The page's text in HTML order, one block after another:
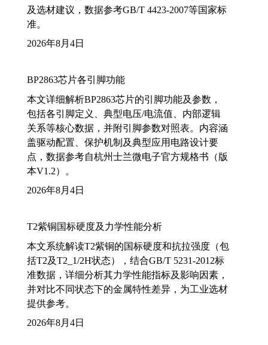
及选材建议，数据参考GB/T 4423-2007等国家标
准。
2026年8月4日
BP2863芯片各引脚功能
本文详细解析BP2863芯片的引脚功能及参数，
包括各引脚定义、典型电压/电流值、内部逻辑
关系等核心数据，并附引脚参数对照表。内容涵
盖驱动配置、保护机制及典型应用电路设计要
点，数据参考自杭州士兰微电子官方规格书（版
本V1.2）。
2026年8月4日
T2紫铜国标硬度及力学性能分析
本文系统解读T2紫铜的国标硬度和抗拉强度（包
括T2及T2_1/2H状态），结合GB/T 5231-2012标
准数据，详细分析其力学性能指标及影响因素，
并对比不同状态下的金属特性差异，为工业选材
提供参考。
2026年8月4日